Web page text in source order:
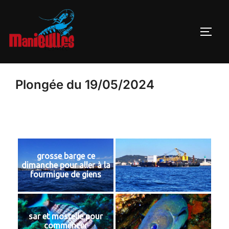
Plongée du 19/05/2024
grosse barge ce
dimanche pour aller à la
fourmigue de giens
sar et mostelle pour
commencer